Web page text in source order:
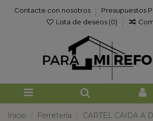
Contacte con nosotros
Presupuestos
Lista de deseos (0)
Inicio Ferretería
CARTEL CAIDA A